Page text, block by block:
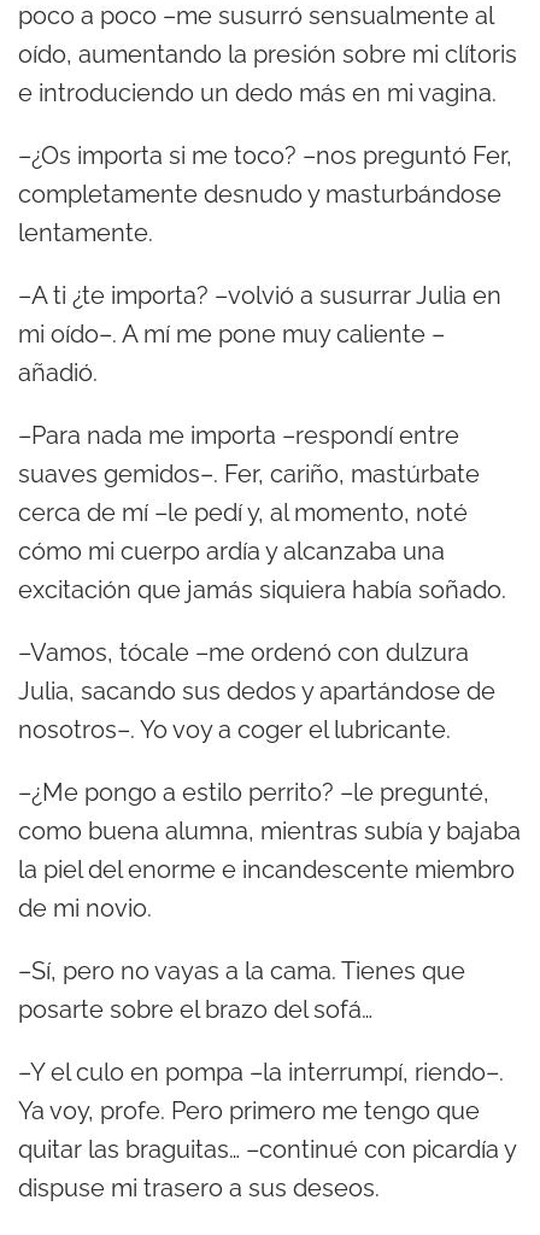
poco a poco –me susurró sensualmente al
oído, aumentando la presión sobre mi clítoris
e introduciendo un dedo más en mi vagina.
–¿Os importa si me toco? –nos preguntó Fer,
completamente desnudo y masturbándose
lentamente.
–A ti ¿te importa? –volvió a susurrar Julia en
mi oído–. A mí me pone muy caliente –
añadió.
–Para nada me importa –respondí entre
suaves gemidos–. Fer, cariño, mastúrbate
cerca de mí –le pedí y, al momento, noté
cómo mi cuerpo ardía y alcanzaba una
excitación que jamás siquiera había soñado.
–Vamos, tócale –me ordenó con dulzura
Julia, sacando sus dedos y apartándose de
nosotros–. Yo voy a coger el lubricante.
–¿Me pongo a estilo perrito? –le pregunté,
como buena alumna, mientras subía y bajaba
la piel del enorme e incandescente miembro
de mi novio.
–Sí, pero no vayas a la cama. Tienes que
posarte sobre el brazo del sofá…
–Y el culo en pompa –la interrumpí, riendo–.
Ya voy, profe. Pero primero me tengo que
quitar las braguitas… –continué con picardía y
dispuse mi trasero a sus deseos.